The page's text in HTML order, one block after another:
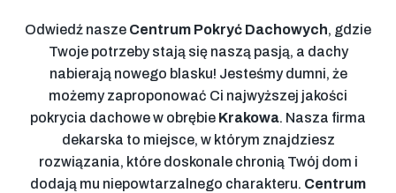
Odwiedź nasze Centrum Pokryć Dachowych, gdzie
Twoje potrzeby stają się naszą pasją, a dachy
nabierają nowego blasku! Jesteśmy dumni, że
możemy zaproponować Ci najwyższej jakości
pokrycia dachowe w obrębie Krakowa. Nasza firma
dekarska to miejsce, w którym znajdziesz
rozwiązania, które doskonale chronią Twój dom i
dodają mu niepowtarzalnego charakteru. Centrum